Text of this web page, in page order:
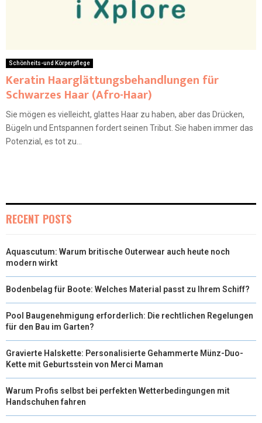
Schönheits-und Körperpflege
Keratin Haarglättungsbehandlungen für
Schwarzes Haar (Afro-Haar)
Sie mögen es vielleicht, glattes Haar zu haben, aber das Drücken,
Bügeln und Entspannen fordert seinen Tribut. Sie haben immer das
Potenzial, es tot zu...
RECENT POSTS
Aquascutum: Warum britische Outerwear auch heute noch
modern wirkt
Bodenbelag für Boote: Welches Material passt zu Ihrem Schiff?
Pool Baugenehmigung erforderlich: Die rechtlichen Regelungen
für den Bau im Garten?
Gravierte Halskette: Personalisierte Gehammerte Münz-Duo-
Kette mit Geburtsstein von Merci Maman
Warum Profis selbst bei perfekten Wetterbedingungen mit
Handschuhen fahren